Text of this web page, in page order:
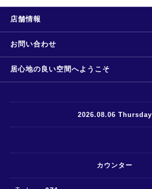
店舗情報
お問い合わせ
居心地の良い空間へようこそ
2026.08.06 Thursday
カウンター